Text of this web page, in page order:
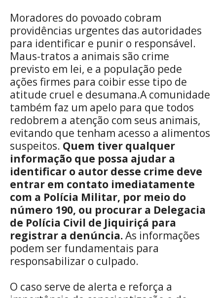
Moradores do povoado cobram
providências urgentes das autoridades
para identificar e punir o responsável.
Maus-tratos a animais são crime
previsto em lei, e a população pede
ações firmes para coibir esse tipo de
atitude cruel e desumana.A comunidade
também faz um apelo para que todos
redobrem a atenção com seus animais,
evitando que tenham acesso a alimentos
suspeitos. Quem tiver qualquer
informação que possa ajudar a
identificar o autor desse crime deve
entrar em contato imediatamente
com a Polícia Militar, por meio do
número 190, ou procurar a Delegacia
de Polícia Civil de Jiquiriçá para
registrar a denúncia.As informações
podem ser fundamentais para
responsabilizar o culpado.
O caso serve de alerta e reforça a